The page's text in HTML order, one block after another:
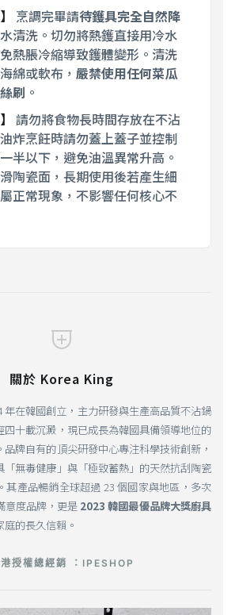
烹調完畢請待鑊具完全自然降
清洗。切勿將熱鑊直接用冷水
熱脹冷縮導致鑊體變形。清洗
綿或軟布， 嚴禁使用任何菜瓜
刷 。
請勿將食物長時間存放在不沾
炸烹飪時請勿蓋上蓋子並控制
半以下，避免油溫異常升高。
陶瓷面，長期使用後若產生細
正常現象，不影響任何核心不
關於 Korea King
年在韓國創立，主力研發與生產高品質不沾鍋
四十載沉澱，現已成長為韓國具備領導地位的
牌自有的頂尖研發中心專注科學技術創新，
「無毒健康」與「極致蓄熱」的天然抗刮陶瓷
其產品暢銷全球超過 23 個國家與地區，多次
意度品牌，更是 2023 韓國最優品牌大獎廚具
庭的長久信賴。
授權總經銷 ：IPESHOP